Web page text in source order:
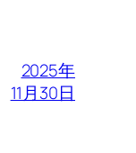
2025年
11月30日